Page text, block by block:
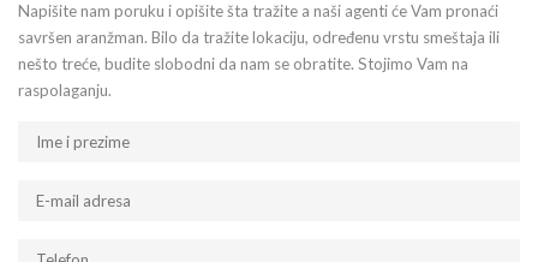
Napišite nam poruku i opišite šta tražite a naši agenti će Vam pronaći
savršen aranžman. Bilo da tražite lokaciju, određenu vrstu smeštaja ili
nešto treće, budite slobodni da nam se obratite. Stojimo Vam na
raspolaganju.